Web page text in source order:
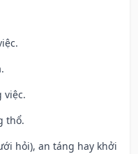
việc.
thổ.
hỏi), an táng hay khởi